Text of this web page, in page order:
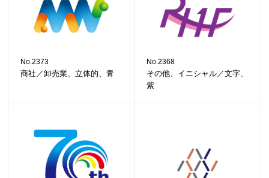
No.2373
商社／卸売業、立体的、青
No.2368
その他、イニシャル／文字、
紫